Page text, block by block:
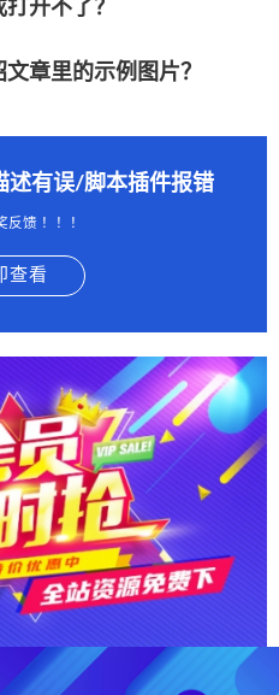
开不了？
章里的示例图片？
述有误/脚本插件报错
反馈 ！！！
查看